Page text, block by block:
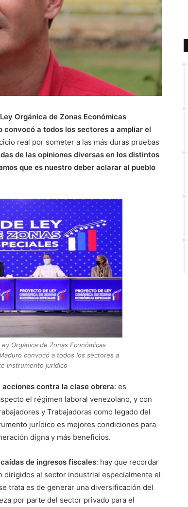
Orgánica de Zonas Económicas
convocó a todos los sectores a ampliar el
real por someter a las más duras pruebas
de las opiniones diversas en los distintos
que es nuestro deber aclarar al pueblo
Orgánica de Zonas Económicas
convocó a todos los sectores a
instrumento jurídico
acciones contra la clase obrera: es
el régimen laboral venezolano, y con
y Trabajadoras como legado del
jurídico es mejores condiciones para
digna y más beneficios.
de ingresos fiscales: hay que recordar
dirigidos al sector industrial especialmente el
trata es de generar una diversificación del
por parte del sector privado para el